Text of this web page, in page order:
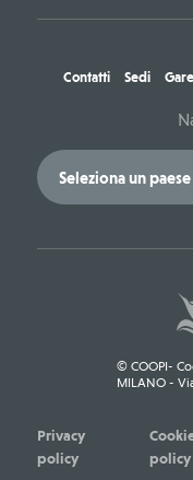
Contatti Sedi
© COOPI-
MILANO -
Privacy
policy
policy